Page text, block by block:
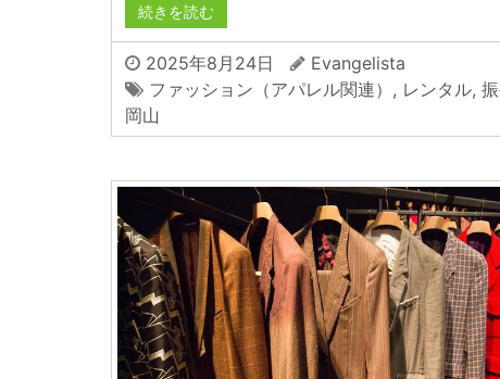
続きを読む
2025年8月24日
Evangelista
ファッション（アパレル関連） , レンタル,
岡山